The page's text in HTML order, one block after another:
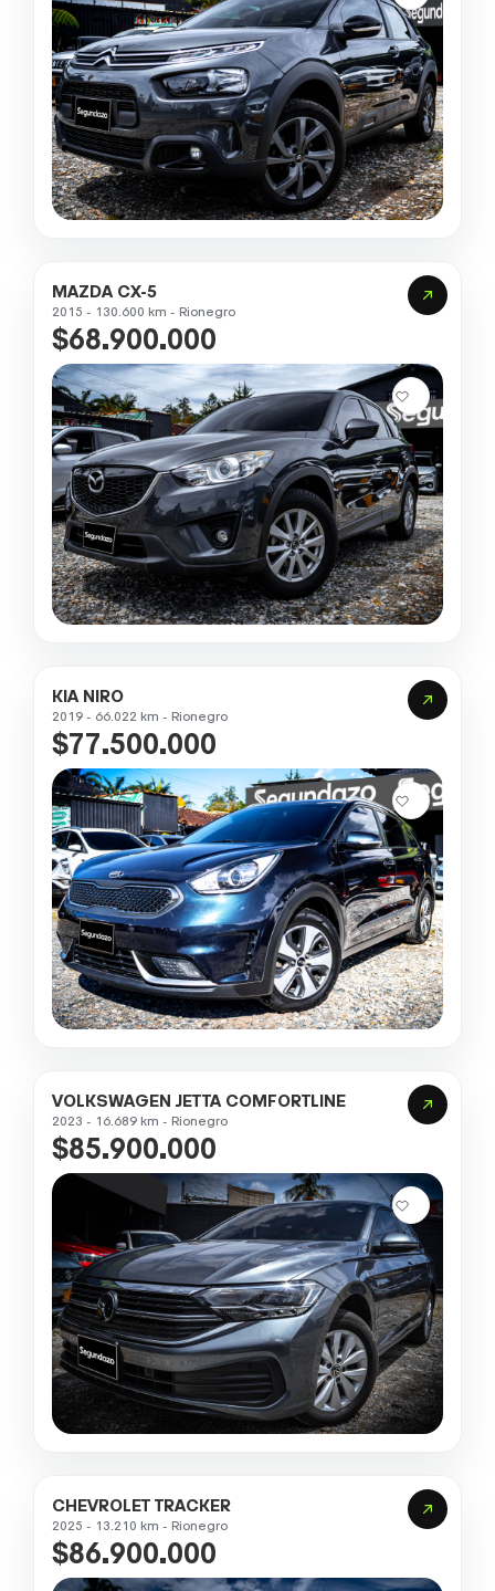
MAZDA CX-5
2015 - 130.600 km - Rionegro
$68.900.000
KIA NIRO
2019 - 66.022 km - Rionegro
$77.500.000
VOLKSWAGEN JETTA COMFORTLINE
2023 - 16.689 km - Rionegro
$85.900.000
CHEVROLET TRACKER
2025 - 13.210 km - Rionegro
$86.900.000